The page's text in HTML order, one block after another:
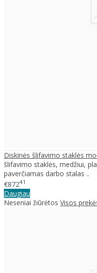
Diskinės šlifavimo staklės
šlifavimo staklės, medžiui,
paverčiamas darbo stalas ..
€87241
Daugiau
Neseniai žiūrėtos Visos